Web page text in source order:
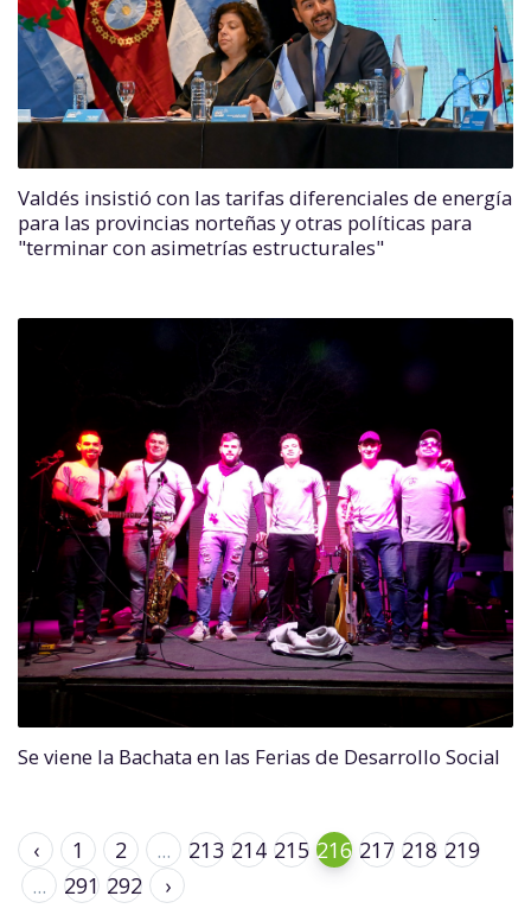
Valdés insistió con las tarifas diferenciales de energía
para las provincias norteñas y otras políticas para
"terminar con asimetrías estructurales"
Se viene la Bachata en las Ferias de Desarrollo Social
‹ 1 2 ... 213 214 215 216 217 218 219
...
291 292 ›